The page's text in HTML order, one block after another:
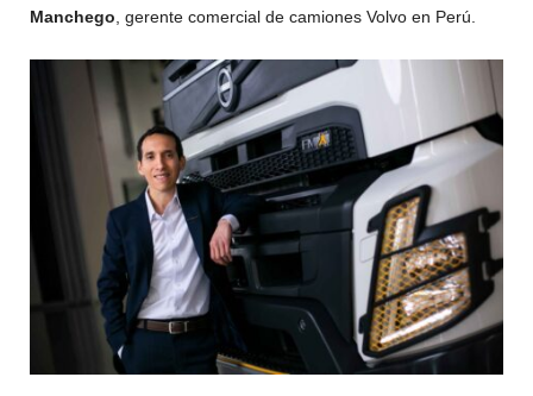
Manchego, gerente comercial de camiones Volvo en Perú.